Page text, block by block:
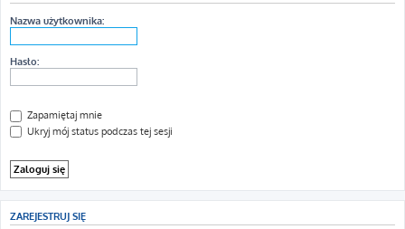
Nazwa użytkownika:
Hasło:
Zapamiętaj mnie
Ukryj mój status podczas tej sesji
ZAREJESTRUJ SIĘ